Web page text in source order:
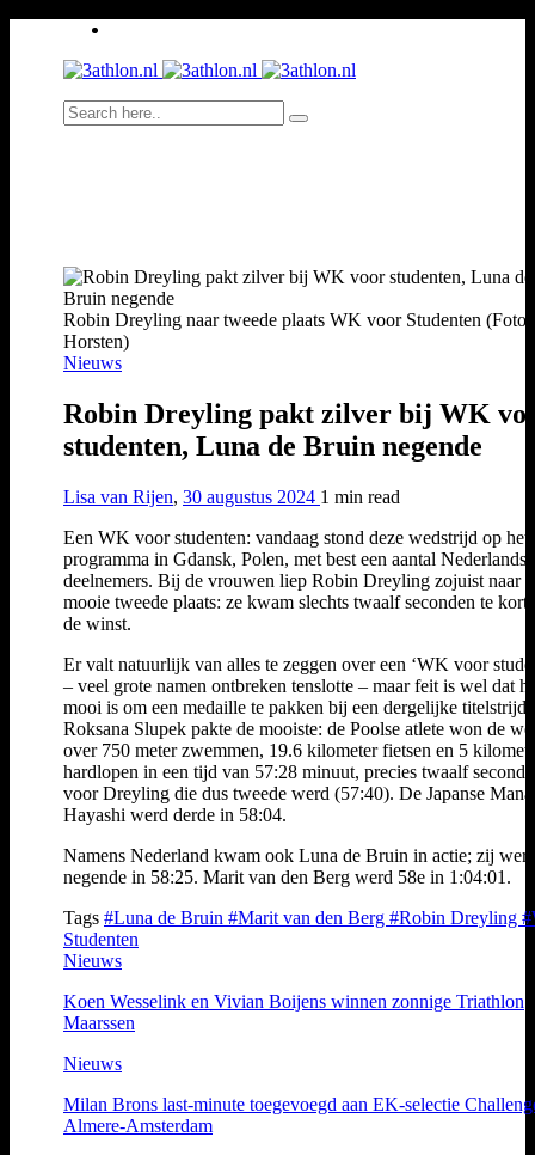
Robin Dreyling naar tweede plaats WK voor Studenten (Foto:
Horsten)
Nieuws
Robin Dreyling pakt zilver bij WK
studenten, Luna de Bruin negende
Lisa van Rijen, 30 augustus 2024 1 min read
Een WK voor studenten: vandaag stond deze wedstrijd op het
programma in Gdansk, Polen, met best een aantal Nederlandse
deelnemers. Bij de vrouwen liep Robin Dreyling zojuist naar
mooie tweede plaats: ze kwam slechts twaalf seconden te kort
de winst.
Er valt natuurlijk van alles te zeggen over een ‘WK voor
– veel grote namen ontbreken tenslotte – maar feit is wel dat
mooi is om een medaille te pakken bij een dergelijke titelstrijd.
Roksana Slupek pakte de mooiste: de Poolse atlete won de
over 750 meter zwemmen, 19.6 kilometer fietsen en 5
hardlopen in een tijd van 57:28 minuut, precies twaalf
voor Dreyling die dus tweede werd (57:40). De Japanse
Hayashi werd derde in 58:04.
Namens Nederland kwam ook Luna de Bruin in actie; zij
negende in 58:25. Marit van den Berg werd 58e in 1:04:01.
Tags #Luna de Bruin #Marit van den Berg #Robin Dreyling
Studenten
Nieuws
Koen Wesselink en Vivian Boijens winnen zonnige Triathlon
Maarssen
Nieuws
Milan Brons last-minute toegevoegd aan EK-selectie
Almere-Amsterdam